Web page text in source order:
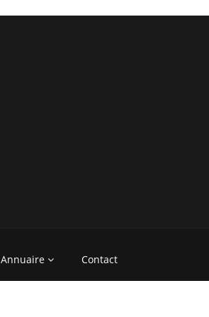
Annuaire Contact